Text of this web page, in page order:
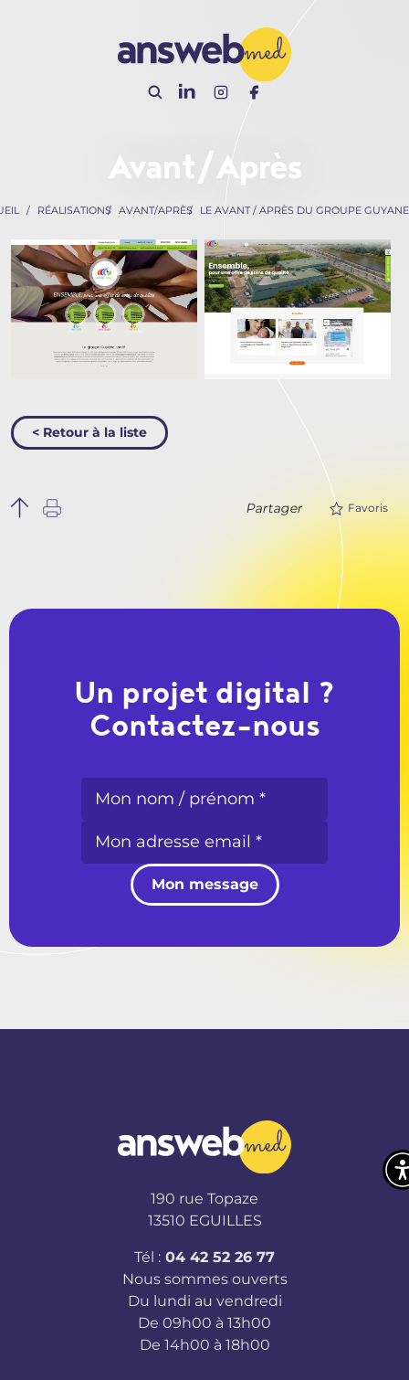
Avant/Après
RÉALISATIONS AVANT/APRÈS LE AVANT / APRÈS DU GROUPE
< Retour à la liste
Partager Favoris
Un projet digital ?
Contactez-nous
Mon message
190 rue Topaze
13510 EGUILLES
Tél : 04 42 52 26 77
Nous sommes ouverts
Du lundi au vendredi
De 09h00 à 13h00
De 14h00 à 18h00